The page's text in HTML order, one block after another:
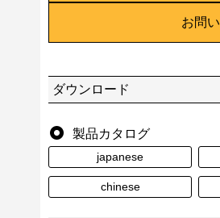
お問
ダウンロード
製品カタログ
japanese
chinese